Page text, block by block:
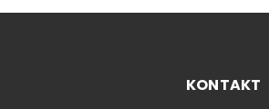
KONTAKT